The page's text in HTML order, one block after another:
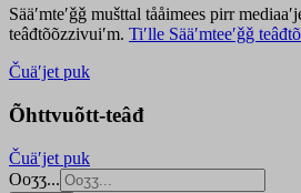
Sääʹmteʹǧǧ mušttal tååimees pirr
teâđtõõzzivuiʹm. Tiʹlle Sääʹmteeʹǧǧ
Čuäʹjet puk
Õhttvuõtt-teâđ
Čuäʹjet puk
Ooʒʒ...